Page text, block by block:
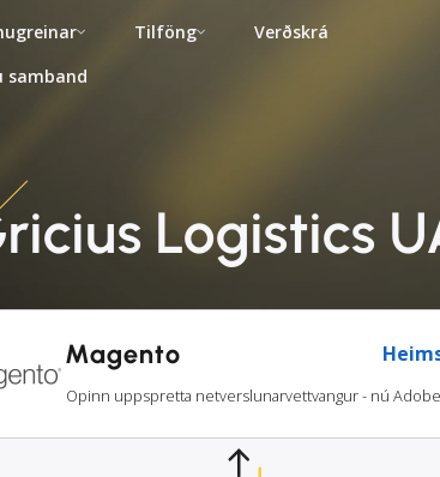
Tilföng
Verðskrá
samband
Logistics
Magento
Opinn uppspretta netverslunarvettvangur - nú